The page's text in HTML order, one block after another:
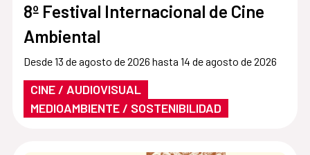
8º Festival Internacional de Cine
Ambiental
Desde 13 de agosto de 2026 hasta 14 de agosto de 2026
CINE / AUDIOVISUAL
MEDIOAMBIENTE / SOSTENIBILIDAD